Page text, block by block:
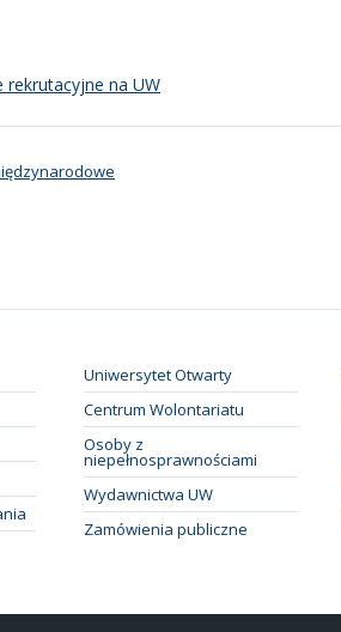
rekrutacyjne na UW
Uniwersytet Otwarty
Centrum Wolontariatu
Osoby z
niepełnosprawnościami
Wydawnictwa UW
Zamówienia publiczne